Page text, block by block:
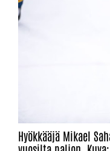
Hyökkääjä Mikael